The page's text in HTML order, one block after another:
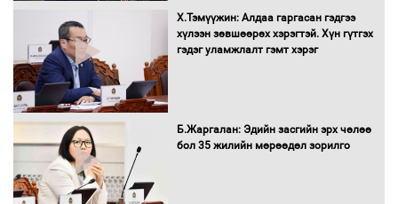
Санхүүгийн хэмнэлтийн горимд эрүүл
мэндийн салбар хамаарахгүй
Нөөцийн махны худалдаа,
борлуулалтыг нээлттэй ил тод
Х.Тэмүүжин: Алдаа гаргасан гэдгээ
хүлээн зөвшөөрөх хэрэгтэй. Хүн гүтгэх
гэдэг уламжлалт гэмт хэрэг
Б.Жаргалан: Эдийн засгийн эрх чөлөө
бол 35 жилийн мөрөөдөл зорилго